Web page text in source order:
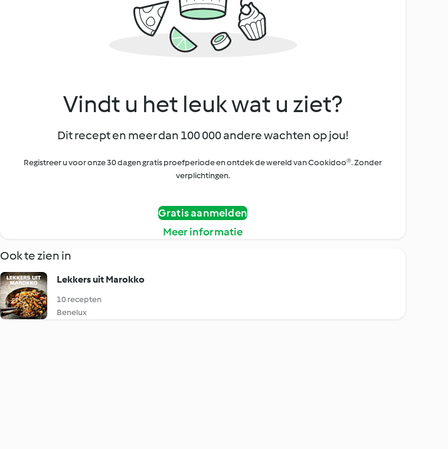
Vindt u het leuk wat u ziet?
Dit recept en meer dan 100 000 andere wachten op jou!
Registreer u voor onze 30 dagen gratis proefperiode en ontdek de wereld van Cookidoo®. Zonder
verplichtingen.
Gratis aanmelden
Meer informatie
Ook te zien in
Lekkers uit Marokko
10 recepten
Benelux